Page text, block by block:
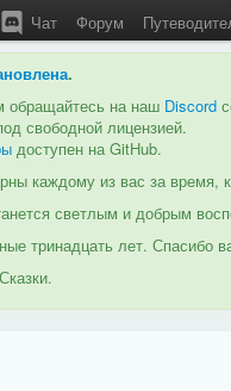
Чат Форум
.
обращайтесь на наш Discord
свободной лицензией.
доступен на GitHub.
каждому из вас за время,
светлым и добрым
тринадцать лет. Спасибо